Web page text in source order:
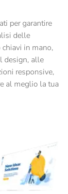
per garantire
delle
in mano,
design, alle
responsive,
al meglio la tua